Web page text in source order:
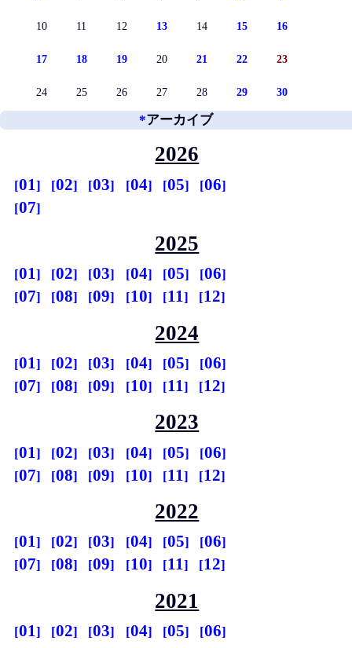
10 11 12 13 14 15 16
17 18 19 20 21 22 23
24 25 26 27 28 29 30
*アーカイブ
2026
01 02 03 04 05
06
07
2025
01 02 03 04 05
06
07
08 09 10 11 12
2024
01 02 03 04 05
06
07
08 09 10 11 12
2023
01 02 03 04 05
06
07
08 09 10 11 12
2022
01 02 03 04 05
06
07
08 09 10 11 12
2021
01 02 03 04 05
06